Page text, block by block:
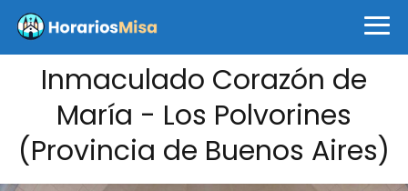
Inmaculado Corazón de
María - Los Polvorines
(Provincia de Buenos Aires)